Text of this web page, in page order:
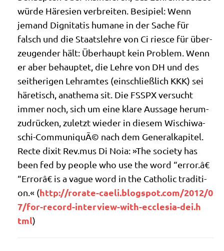
wür­de Häre­si­en ver­brei­ten. Besi­pi­el: Wenn
jemand Dignita­tis huma­ne in der Sache für
falsch und die Staats­leh­re von Ci rie­sce für über­
zeu­gen­der hält: Über­haupt kein Pro­blem. Wenn
er aber behaup­tet, die Leh­re von DH und des
seit­he­ri­gen Lehr­am­tes (ein­schließ­lich KKK) sei
häre­tisch, ana­the­ma sit. Die FSSPX ver­sucht
immer noch, sich um eine kla­re Aus­sa­ge her­um­
zu­drücken, zuletzt wie­der in die­sem Wischi­wa­
schi-Com­mu­ni­quÃ© nach dem Gene­ral­ka­pi­tel.
Rec­te dixit Rev.mus Di Noia: »The socie­ty has
been fed by peo­p­le who use the word “error.â€
“Errorâ€ is a vague word in the Catho­lic tra­di­ti­
on.« (http://​rora​te​-cae​li​.blog​spot​.com/​2​0​1​2​/​0​
7​/​f​o​r​-​r​e​c​o​r​d​-​i​n​t​e​r​v​i​e​w​-​w​i​t​h​-​e​c​c​l​e​s​i​a​-​d​e​i​.​h​
tml)